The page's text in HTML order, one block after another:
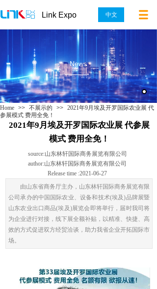
Link Expo 中文
News
Home >> 不展示的 >> 2021年9月埃及开罗国际农业展 代
参展模式 费用全免！
2021年9月埃及开罗国际农业展 代参展
模式 费用全免！
source:山东林轩国际商务展览有限公司
author:山东林轩国际商务展览有限公司
Release time :2021-06-27
由山东省商务厅主办，山东林轩国际商务展览有限
公司承办的中国国际农业、设备和技术(埃及)品牌展暨
山东农业出口商品(埃及)展览会即将举行，届时我司将
为企业进行对接，线下展全额补贴，以精准、快捷、高
效的方式促进双方经贸洽谈，助力我省企业开拓国际市
场。